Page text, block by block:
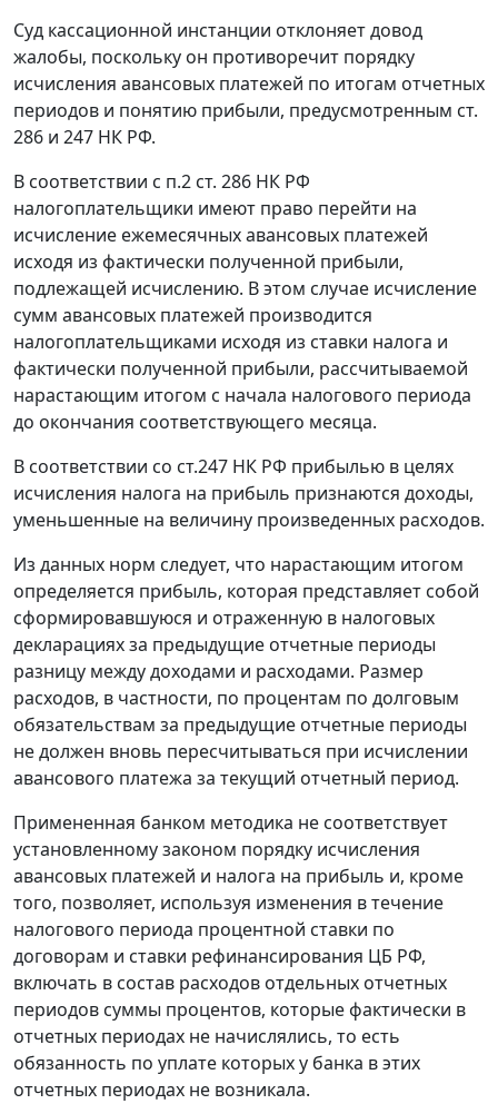
Суд кассационной инстанции отклоняет довод
жалобы, поскольку он противоречит порядку
исчисления авансовых платежей по итогам отчетных
периодов и понятию прибыли, предусмотренным ст.
286 и 247 НК РФ.
В соответствии с п.2 ст. 286 НК РФ
налогоплательщики имеют право перейти на
исчисление ежемесячных авансовых платежей
исходя из фактически полученной прибыли,
подлежащей исчислению. В этом случае исчисление
сумм авансовых платежей производится
налогоплательщиками исходя из ставки налога и
фактически полученной прибыли, рассчитываемой
нарастающим итогом с начала налогового периода
до окончания соответствующего месяца.
В соответствии со ст.247 НК РФ прибылью в целях
исчисления налога на прибыль признаются доходы,
уменьшенные на величину произведенных расходов.
Из данных норм следует, что нарастающим итогом
определяется прибыль, которая представляет собой
сформировавшуюся и отраженную в налоговых
декларациях за предыдущие отчетные периоды
разницу между доходами и расходами. Размер
расходов, в частности, по процентам по долговым
обязательствам за предыдущие отчетные периоды
не должен вновь пересчитываться при исчислении
авансового платежа за текущий отчетный период.
Примененная банком методика не соответствует
установленному законом порядку исчисления
авансовых платежей и налога на прибыль и, кроме
того, позволяет, используя изменения в течение
налогового периода процентной ставки по
договорам и ставки рефинансирования ЦБ РФ,
включать в состав расходов отдельных отчетных
периодов суммы процентов, которые фактически в
отчетных периодах не начислялись, то есть
обязанность по уплате которых у банка в этих
отчетных периодах не возникала.